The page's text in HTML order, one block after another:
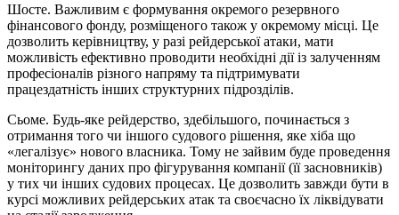
Шосте. Важливим є формування окремого резервного
фінансового фонду, розміщеного також у окремому місці. Це
дозволить керівництву, у разі рейдерської атаки, мати
можливість ефективно проводити необхідні дії із залученням
професіоналів різного напряму та підтримувати
працездатність інших структурних підрозділів.
Сьоме. Будь-яке рейдерство, здебільшого, починається з
отримання того чи іншого судового рішення, яке хіба що
«легалізує» нового власника. Тому не зайвим буде проведення
моніторингу даних про фігурування компанії (її засновників)
у тих чи інших судових процесах. Це дозволить завжди бути в
курсі можливих рейдерських атак та своєчасно їх ліквідувати